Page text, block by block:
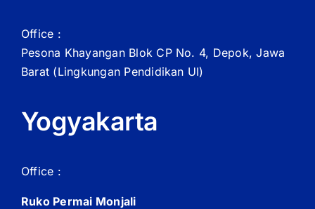
Office :
Pesona Khayangan Blok CP No. 4, Depok, Jawa
Barat (Lingkungan Pendidikan UI)
Yogyakarta
Office :
Ruko Permai Monjali